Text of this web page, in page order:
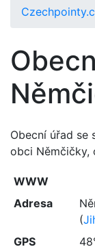
Obecní úřad se
obci Němčičky,
WWW
Adresa
(
GPS